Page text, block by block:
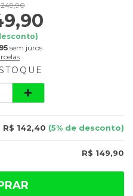
sem juros
R$ 142,40 (5% de desconto)
R$ 149,90